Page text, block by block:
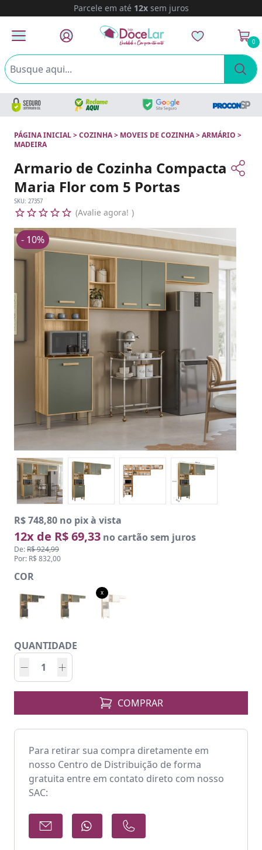
Parcele em até 12xsem juros
0
PÁGINA INICIAL>COZINHA> MOVEIS DE COZINHA>ARMÁRIO >
MADEIRA
Armario de Cozinha Compacta
Maria Flor com 5 Portas
SKU: 27357
Avalie agora!
R$ 748,80 no pix à vista
12x de R$ 69,33 no cartão sem juros
De:R$ 924,99
Por: R$ 832,00
- 10%
COR
x
QUANTIDADE
COMPRAR
Para retirar sua compra diretamente em
nosso Centro de Distribuição de forma
gratuita entre em contato direto com nosso
SAC: